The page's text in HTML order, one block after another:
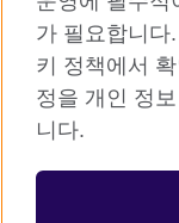
The United
relations and
209131 (England
서울시 중구 서소
주한영국문화원 (우)
가 필요합니다
키 정책에서
정을 개인 정
니다.